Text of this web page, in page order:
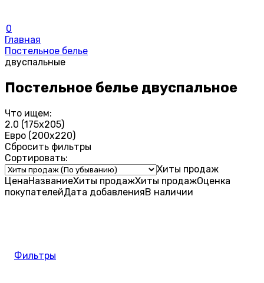
0
Главная
Постельное белье
двуспальные
Постельное белье двуспальное
Что ищем:
2.0 (175х205)
Евро (200х220)
Сбросить фильтры
Сортировать:
Хиты продаж
ЦенаНазваниеХиты продажХиты продажОценка
покупателейДата добавленияВ наличии
Фильтры